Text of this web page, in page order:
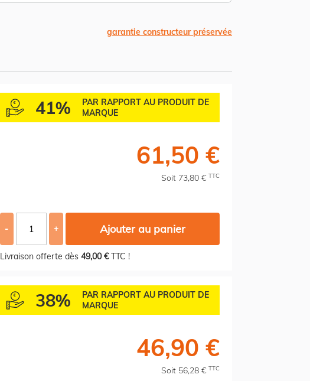
garantie constructeur préservée
41%
PAR RAPPORT AU PRODUIT DE
MARQUE
61,50 €
Soit 73,80 € TTC
- + Ajouter au panier
Livraison offerte dès 49,00 €TTC !
38%
PAR RAPPORT AU PRODUIT DE
MARQUE
46,90 €
Soit 56,28 € TTC